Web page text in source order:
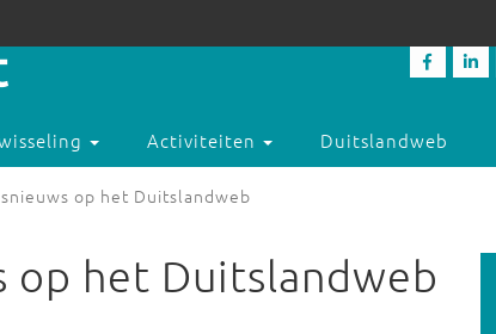
Activiteiten Duitslandweb
op het Duitslandweb
op het Duitslandweb